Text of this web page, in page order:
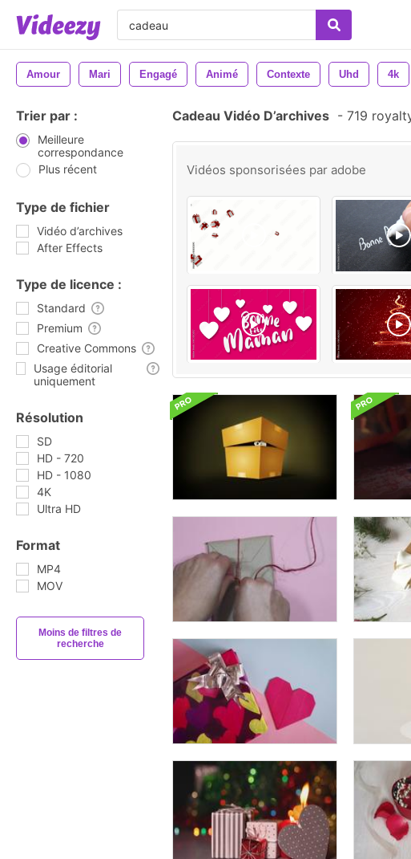
Amour Mari Engagé Animé Contexte Uhd 4k
Trier par :
Meilleure
correspondance
Plus récent
Type de fichier
Vidéo d’archives
After Effects
Type de licence :
Standard
Premium
Creative Commons
Usage éditorial
uniquement
Résolution
SD
HD - 720
HD - 1080
4K
Ultra HD
Format
MP4
MOV
Moins de filtres de
recherche
Cadeau Vidéo D’archives - 719
Vidéos sponsorisées par adobe